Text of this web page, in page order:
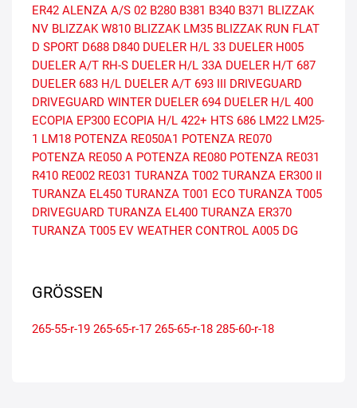
ER42 ALENZA A/S 02 B280 B381 B340 B371 BLIZZAK
NV BLIZZAK W810 BLIZZAK LM35 BLIZZAK RUN FLAT
D SPORT D688 D840 DUELER H/L 33 DUELER H005
DUELER A/T RH-S DUELER H/L 33A DUELER H/T 687
DUELER 683 H/L DUELER A/T 693 III DRIVEGUARD
DRIVEGUARD WINTER DUELER 694 DUELER H/L 400
ECOPIA EP300 ECOPIA H/L 422+ HTS 686 LM22 LM25-
1 LM18 POTENZA RE050A1 POTENZA RE070
POTENZA RE050 A POTENZA RE080 POTENZA RE031
R410 RE002 RE031 TURANZA T002 TURANZA ER300 II
TURANZA EL450 TURANZA T001 ECO TURANZA T005
DRIVEGUARD TURANZA EL400 TURANZA ER370
TURANZA T005 EV WEATHER CONTROL A005 DG
GRÖSSEN
265-55-r-19 265-65-r-17 265-65-r-18 285-60-r-18